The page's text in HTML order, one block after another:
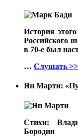
История
Российского
в 70-е был
… Слушать >>
Ян Марти:
Стихи:
Бородин